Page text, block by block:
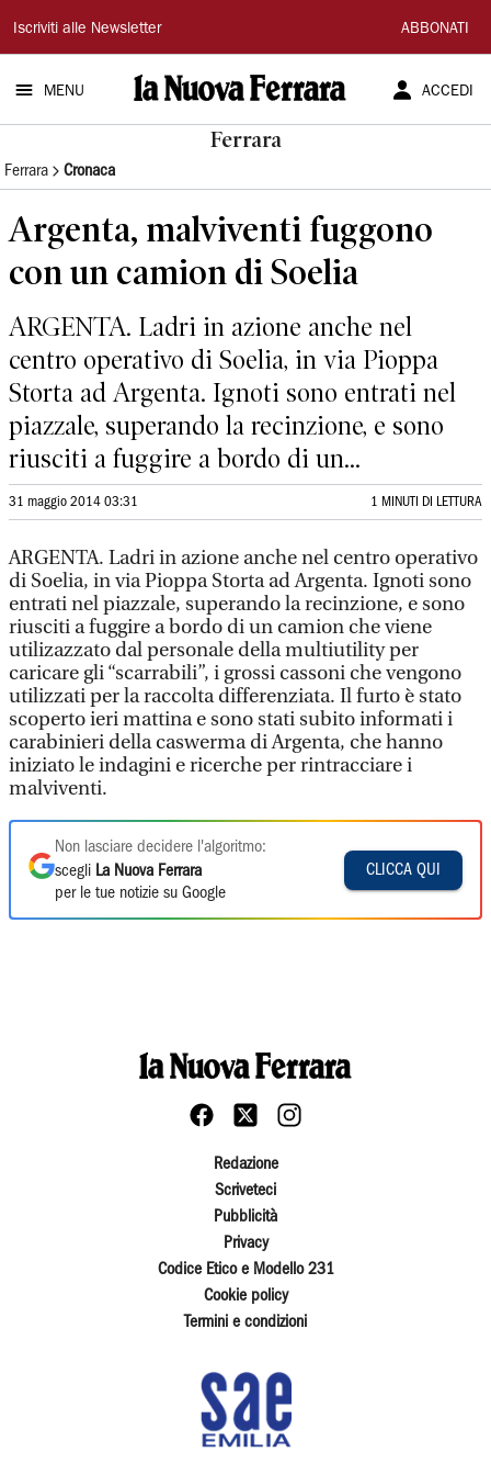
La
Nuova
Ferrara
Iscriviti alle Newsletter ABBONATI
MENU ACCEDI
Ferrara
Ferrara Cronaca
Argenta, malviventi fuggono
con un camion di Soelia
ARGENTA. Ladri in azione anche nel
centro operativo di Soelia, in via Pioppa
Storta ad Argenta. Ignoti sono entrati nel
piazzale, superando la recinzione, e sono
riusciti a fuggire a bordo di un...
31 maggio 2014 03:31 1 MINUTI DI LETTURA
ARGENTA. Ladri in azione anche nel centro operativo
di Soelia, in via Pioppa Storta ad Argenta. Ignoti sono
entrati nel piazzale, superando la recinzione, e sono
riusciti a fuggire a bordo di un camion che viene
utilizazzato dal personale della multiutility per
caricare gli “scarrabili”, i grossi cassoni che vengono
utilizzati per la raccolta differenziata. Il furto è stato
scoperto ieri mattina e sono stati subito informati i
carabinieri della caswerma di Argenta, che hanno
iniziato le indagini e ricerche per rintracciare i
malviventi.
Non lasciare decidere l'algoritmo:
scegli La Nuova Ferrara
per le tue notizie su Google
CLICCA QUI
Redazione
Scriveteci
Pubblicità
Privacy
Codice Etico e Modello 231
Cookie policy
Termini e condizioni